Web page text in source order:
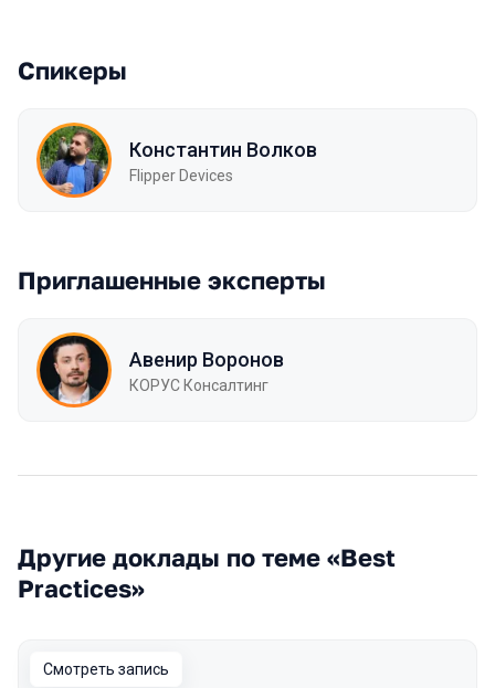
Спикеры
Константин Волков
Flipper Devices
Приглашенные эксперты
Авенир Воронов
КОРУС Консалтинг
Другие доклады по теме «Best
Practices»
Смотреть запись